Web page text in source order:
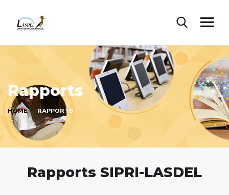
Rapports
HOME RAPPORTS
Rapports SIPRI-LASDEL